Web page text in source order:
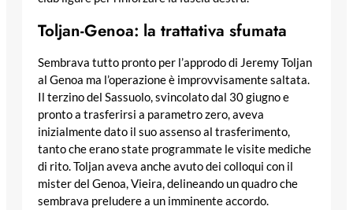
Toljan-Genoa: la trattativa sfumata
Sembrava tutto pronto per l’approdo di Jeremy Toljan
al Genoa ma l’operazione è improvvisamente saltata.
Il terzino del Sassuolo, svincolato dal 30 giugno e
pronto a trasferirsi a parametro zero, aveva
inizialmente dato il suo assenso al trasferimento,
tanto che erano state programmate le visite mediche
di rito. Toljan aveva anche avuto dei colloqui con il
mister del Genoa, Vieira, delineando un quadro che
sembrava preludere a un imminente accordo.